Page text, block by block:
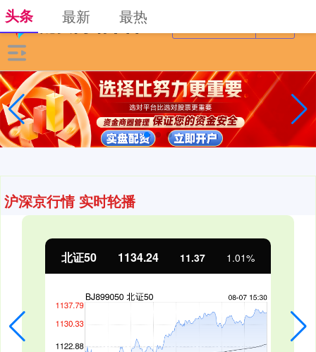
沪深京行情 实时轮播
北证50 1134.24 11.37 1.01%
头条 最新 最热